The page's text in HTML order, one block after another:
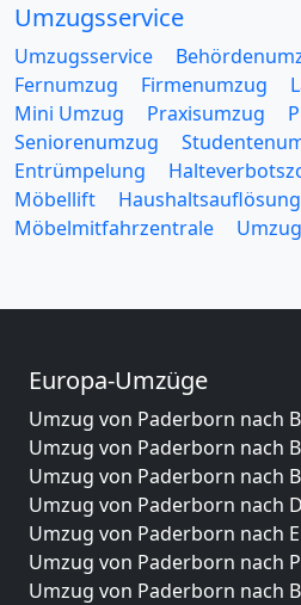
Umzugsservice
Umzugsservice
Fernumzug
Firmenumzug
Mini Umzug
Praxisumzug
Seniorenumzug
Entrümpelung
Möbellift
Haushaltsauflösung
Möbelmitfahrzentrale
Europa-Umzüge
Umzug von Paderborn nach
Umzug von Paderborn nach
Umzug von Paderborn nach
Umzug von Paderborn nach
Umzug von Paderborn nach
Umzug von Paderborn nach
Umzug von Paderborn nach